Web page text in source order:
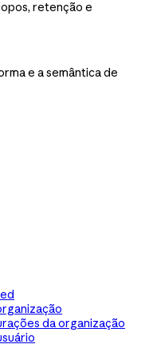
retenção e
e a semântica de
da organização